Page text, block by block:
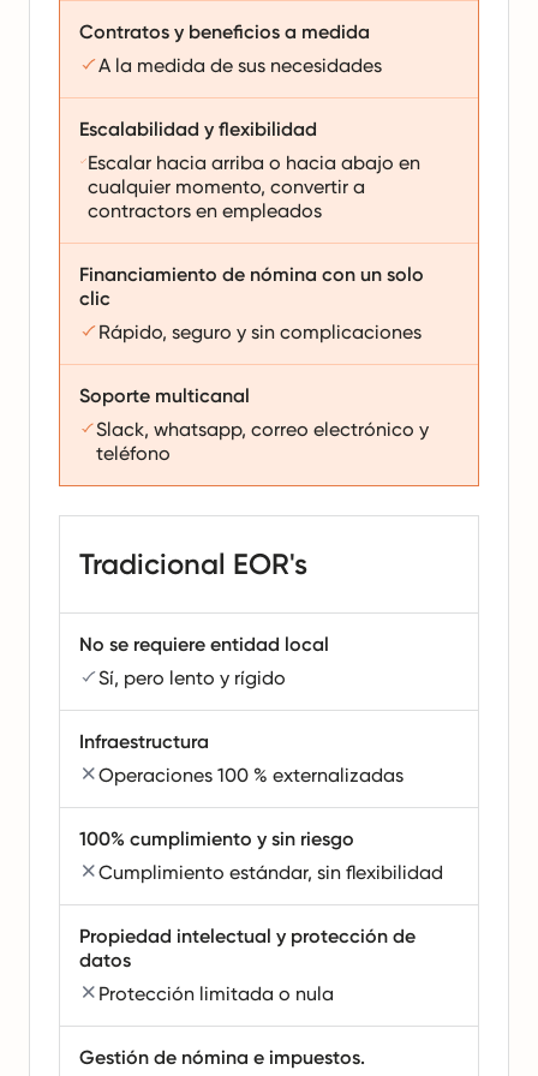
Contratos y beneficios a medida
A la medida de sus necesidades
Escalabilidad y flexibilidad
Escalar hacia arriba o hacia abajo en
cualquier momento, convertir a
contractors en empleados
Financiamiento de nómina con un solo
clic
Rápido, seguro y sin complicaciones
Soporte multicanal
Slack, whatsapp, correo electrónico y
teléfono
Tradicional EOR's
No se requiere entidad local
Sí, pero lento y rígido
Infraestructura
Operaciones 100 % externalizadas
100% cumplimiento y sin riesgo
Cumplimiento estándar, sin flexibilidad
Propiedad intelectual y protección de
datos
Protección limitada o nula
Gestión de nómina e impuestos.